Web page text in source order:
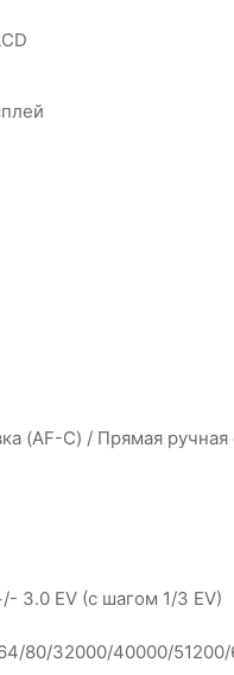
(AF-C) / Прямая
3.0 EV (с шагом 1/3 EV)
80/32000/40000/